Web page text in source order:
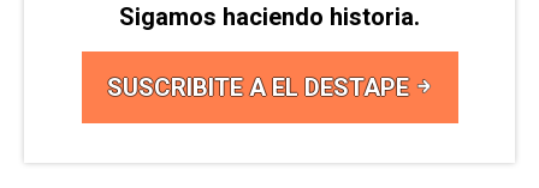
Sigamos haciendo historia.
SUSCRIBITE A EL DESTAPE